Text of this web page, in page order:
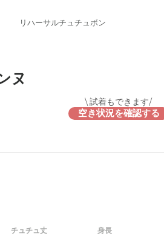
リハーサルチュチュボン
ヌ
空き状況を確認する
\ 試着もできます/
チュチュ丈 身長